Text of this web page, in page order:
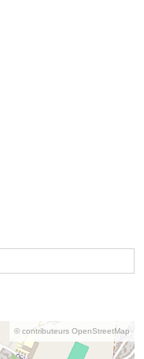
© contributeurs OpenStreetMap